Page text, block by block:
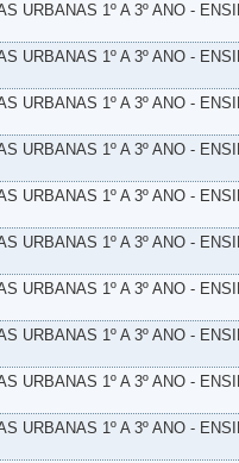
URBANAS 1º A 3º ANO -
URBANAS 1º A 3º ANO -
URBANAS 1º A 3º ANO -
URBANAS 1º A 3º ANO -
URBANAS 1º A 3º ANO -
URBANAS 1º A 3º ANO -
URBANAS 1º A 3º ANO -
URBANAS 1º A 3º ANO -
URBANAS 1º A 3º ANO -
URBANAS 1º A 3º ANO -